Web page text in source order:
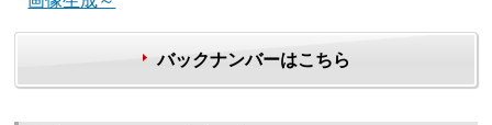
バックナンバーはこちら